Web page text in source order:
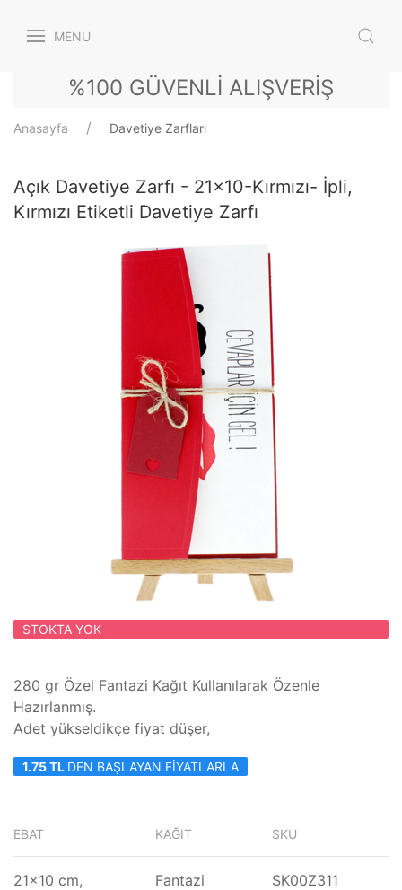
MENU
%100 GÜVENLİ ALIŞVERİŞ
Anasayfa Davetiye Zarfları
Açık Davetiye Zarfı - 21x10-Kırmızı- İpli,
Kırmızı Etiketli Davetiye Zarfı
STOKTA YOK
280 gr Özel Fantazi Kağıt Kullanılarak Özenle
Hazırlanmış.
Adet yükseldikçe fiyat düşer,
1.75 TL'DEN BAŞLAYAN FIYATLARLA
EBAT KAĞIT SKU
21x10 cm, Fantazi SK00Z311